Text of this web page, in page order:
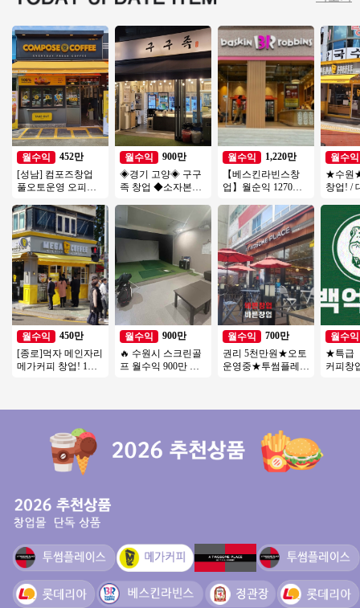
월수익
452만
[성남] 컴포즈창업
풀오토운영 오피스
창업/여성창업/소자
본창업
월수익
450만
[종로]먹자 메인자리
메가커피 창업! 1억
월수익
900만
◈경기 고양◈ 구구
족 창업 ◆소자본매
업창업/은퇴창업
월수익
900만
🔥 수원시 스크린골
프 월수익 900만 ▶
월수익
1,220만
【베스킨라빈스창
업】월순익 1270만
권, 복합상권, 리뉴얼
없음
월수익
700만
권리 5천만원★오토
운영중★투썸플레이
월수익
★수원
창업! /
쟁업
월수익
★특급
커피창